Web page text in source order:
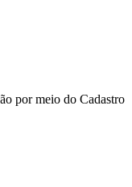
por meio do Cadastro